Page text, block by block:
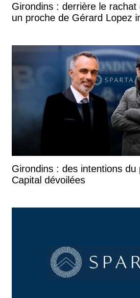
Girondins : derrière le rachat
un proche de Gérard Lopez
Girondins : des intentions du
Capital dévoilées